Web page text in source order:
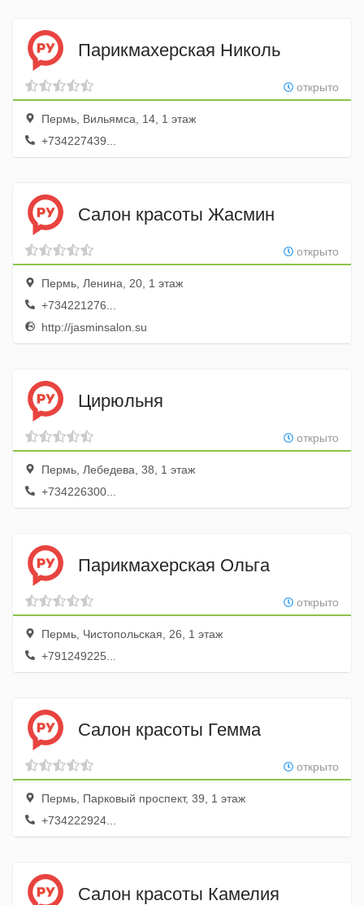
Парикмахерская Николь
открыто
Пермь, Вильямса, 14, 1 этаж
+734227439...
Салон красоты Жасмин
открыто
Пермь, Ленина, 20, 1 этаж
+734221276...
http://jasminsalon.su
Цирюльня
открыто
Пермь, Лебедева, 38, 1 этаж
+734226300...
Парикмахерская Ольга
открыто
Пермь, Чистопольская, 26, 1 этаж
+791249225...
Салон красоты Гемма
открыто
Пермь, Парковый проспект, 39, 1 этаж
+734222924...
Салон красоты Камелия